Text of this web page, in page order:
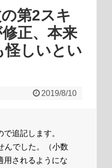
第2スキ
正、本来
怪しいとい
2019/8/10
追記します。
んでした。（小数
用されるようにな